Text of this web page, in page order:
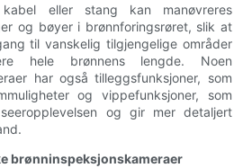
kabel eller stang kan manøvreres
og bøyer i brønnforingsrøret, slik at
til vanskelig tilgjengelige områder
hele brønnens lengde. Noen
har også tilleggsfunksjoner, som
og vippefunksjoner, som
og gir mer detaljert
brønninspeksjonskameraer